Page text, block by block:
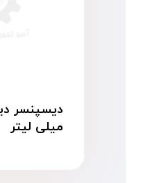
میلی لیتر